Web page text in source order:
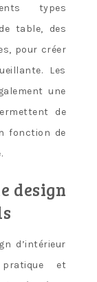
types
table, des
pour créer
Les
une
de
fonction de
design
d’intérieur
et